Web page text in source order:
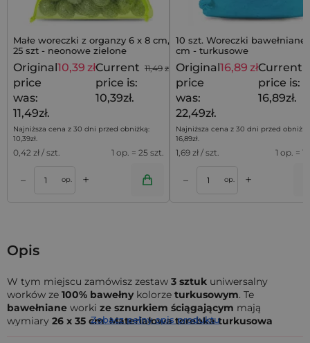
Małe woreczki z organzy 6 x 8 cm,
25 szt - neonowe zielone
11,49 zł
Original
price
was:
11,49zł.
10,39 złCurrent
price is:
10,39zł.
Najniższa cena z 30 dni przed obniżką:
10,39zł.
0,42 zł / szt. 1 op. = 25 szt.
– op. +
10 szt. Woreczki bawełniane
cm - turkusowe
Original
price
was:
22,49zł.
16,89 złCurrent
price is:
16,89zł.
Najniższa cena z 30 dni przed
16,89zł.
1,69 zł / szt. 1 op. =
– op. +
Dodaj do koszyka
Opis
W tym miejscu zamówisz zestaw 3 sztuk uniwersalny
worków ze 100% bawełny kolorze turkusowym. Te
bawełniane worki ze sznurkiem ściągającym mają
wymiary 26 x 35 cm.Materiałowa torebka turkusowa
Zobacz pełny opis produktu